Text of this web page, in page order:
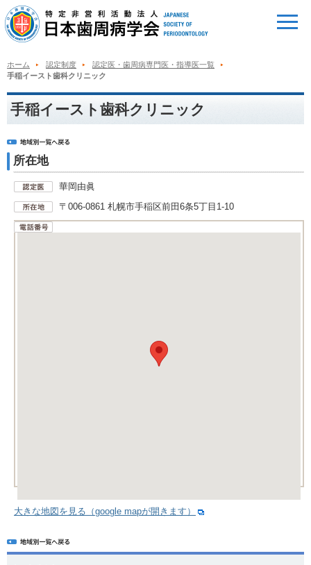
ホーム 認定制度
認定医・歯周病専門医・指導医一覧
手稲イースト歯科クリニック
手稲イースト歯科クリニック
所在地
華岡由眞
〒006-0861 札幌市手稲区前田6条5丁目1-10
大きな地図を見る（google mapが開きます）